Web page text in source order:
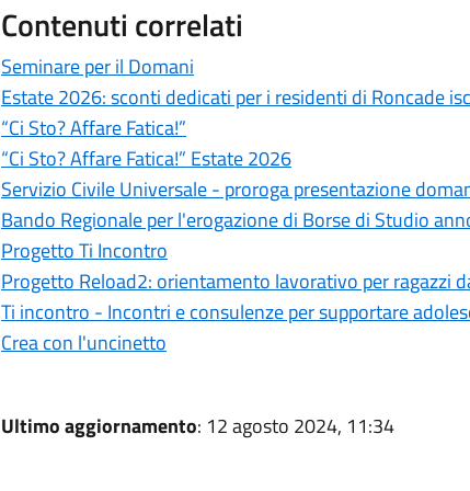
Contenuti correlati
Seminare per il Domani
Estate 2026: sconti dedicati per i residenti di Roncade
“Ci Sto? Affare Fatica!”
“Ci Sto? Affare Fatica!” Estate 2026
Servizio Civile Universale - proroga presentazione
Bando Regionale per l'erogazione di Borse di Studio
Progetto Ti Incontro
Progetto Reload2: orientamento lavorativo per ragazzi
Ti incontro - Incontri e consulenze per supportare
Crea con l'uncinetto
Ultimo aggiornamento: 12 agosto 2024, 11:34